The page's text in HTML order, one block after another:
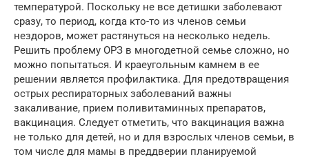
температурой. Поскольку не все детишки заболевают
сразу, то период, когда кто-то из членов семьи
нездоров, может растянуться на несколько недель.
Решить проблему ОРЗ в многодетной семье сложно, но
можно попытаться. И краеугольным камнем в ее
решении является профилактика. Для предотвращения
острых респираторных заболеваний важны
закаливание, прием поливитаминных препаратов,
вакцинация. Следует отметить, что вакцинация важна
не только для детей, но и для взрослых членов семьи, в
том числе для мамы в преддверии планируемой